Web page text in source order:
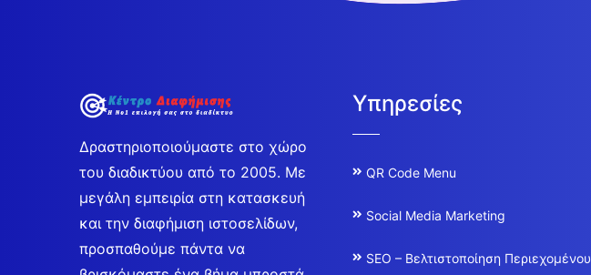
Δραστηριοποιούμαστε στο χώρο
του διαδικτύου από το 2005. Με
μεγάλη εμπειρία στη κατασκευή
και την διαφήμιση ιστοσελίδων,
προσπαθούμε πάντα να
Υπηρεσίες
QR Code Menu
Social Media Marketing
SEO – Βελτιστοποίηση Περιεχομένου